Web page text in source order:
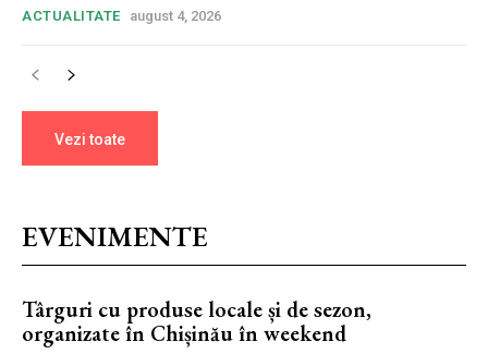
ACTUALITATE august 4, 2026
Vezi toate
EVENIMENTE
Târguri cu produse locale și de sezon,
organizate în Chișinău în weekend